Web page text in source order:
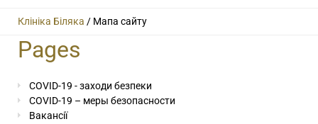
Клініка Біляка / Мапа сайту
Pages
COVID-19 - заходи безпеки
COVID-19 – меры безопасности
Вакансії